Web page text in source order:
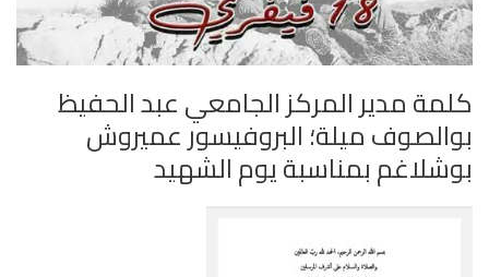
كلمة مدير المركز الجامعي عبد الحفيظ
بوالصوف ميلة؛ البروفيسور عميروش
بوشلاغم بمناسبة يوم الشهيد